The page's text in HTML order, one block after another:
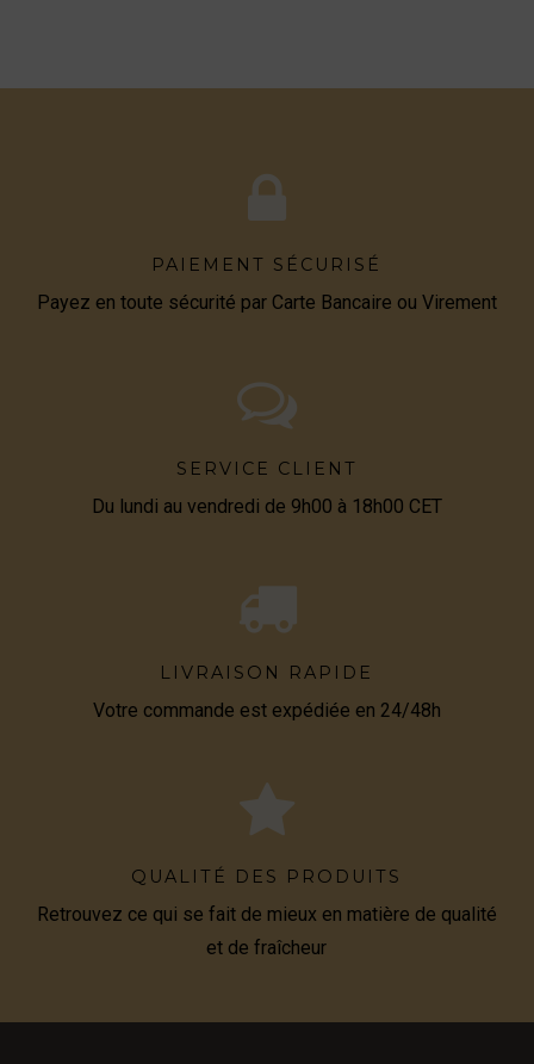
PAIEMENT SÉCURISÉ
Payez en toute sécurité par Carte Bancaire ou Virement
SERVICE CLIENT
Du lundi au vendredi de 9h00 à 18h00 CET
LIVRAISON RAPIDE
Votre commande est expédiée en 24/48h
QUALITÉ DES PRODUITS
Retrouvez ce qui se fait de mieux en matière de qualité
et de fraîcheur